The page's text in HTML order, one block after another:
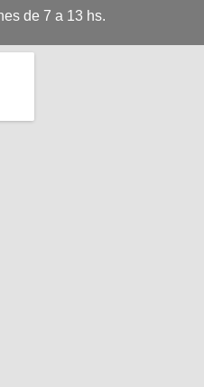
de 7 a 13 hs.